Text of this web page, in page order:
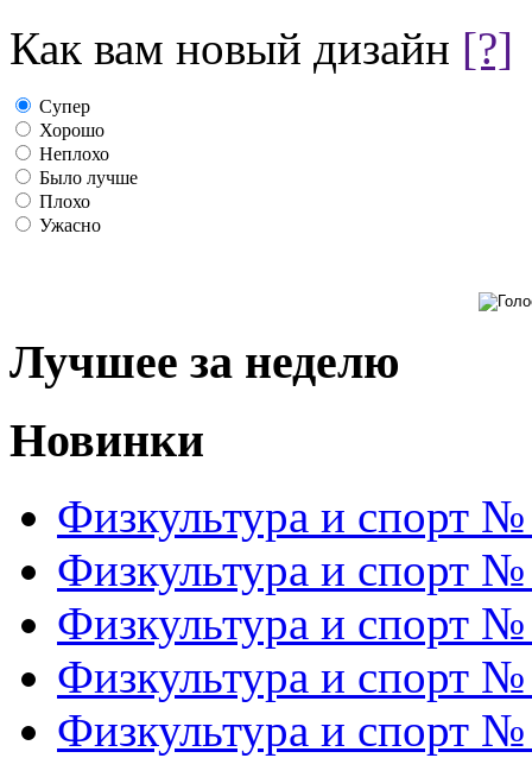
Как вам новый дизайн [?]
Супер
Хорошо
Неплохо
Было лучше
Плохо
Ужасно
Лучшее за неделю
Новинки
Физкультура и спорт
Физкультура и спорт
Физкультура и спорт
Физкультура и спорт
Физкультура и спорт